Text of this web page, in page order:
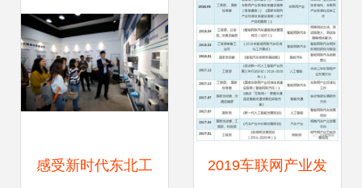
服务的关键作用
感受新时代东北工 2019车联网产业发